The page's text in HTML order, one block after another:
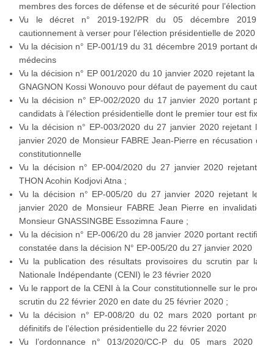
membres des forces de défense et de sécurité pour
Vu le décret n° 2019-192/PR du 05 décembre
cautionnement à verser pour l’élection présidentielle de 2020
Vu la décision n° EP-001/19 du 31 décembre 2019 portant
médecins
Vu la décision n° EP 001/2020 du 10 janvier 2020 rejetant
GNAGNON Kossi Wonouvo pour défaut de payement du
Vu la décision n° EP-002/2020 du 17 janvier 2020 portant
candidats à l’élection présidentielle dont le premier tour est
Vu la décision n° EP-003/2020 du 27 janvier 2020
janvier 2020 de Monsieur FABRE Jean-Pierre en
constitutionnelle
Vu la décision n° EP-004/2020 du 27 janvier 2020
THON Acohin Kodjovi Atna ;
Vu la décision n° EP-005/20 du 27 janvier 2020 rejetant
janvier 2020 de Monsieur FABRE Jean Pierre en
Monsieur GNASSINGBE Essozimna Faure ;
Vu la décision n° EP-006/20 du 28 janvier 2020 portant
constatée dans la décision N° EP-005/20 du 27 janvier 2020
Vu la publication des résultats provisoires du scrutin par
Nationale Indépendante (CENI) le 23 février 2020
Vu le rapport de la CENI à la Cour constitutionnelle sur le
scrutin du 22 février 2020 en date du 25 février 2020 ;
Vu la décision n° EP-008/20 du 02 mars 2020 portant
définitifs de l’élection présidentielle du 22 février 2020
Vu l’ordonnance n° 013/2020/CC-P du 05 mars